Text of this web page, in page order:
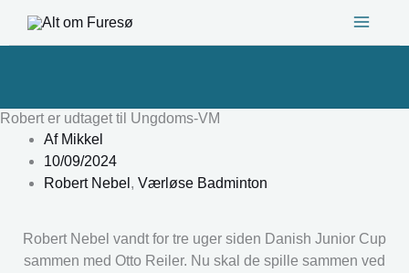
Robert er udtaget til Ungdoms-VM
AfMikkel
10/09/2024
Robert Nebel , Værløse Badminton
Robert Nebel vandt for tre uger siden Danish Junior Cup
sammen med Otto Reiler. Nu skal de spille sammen ved